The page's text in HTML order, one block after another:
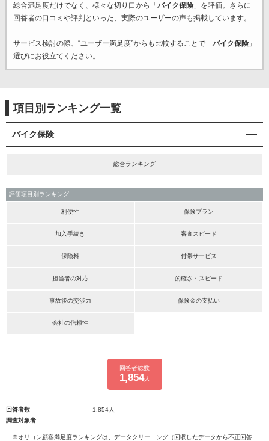
総合満足度だけでなく、様々な切り口から「 バイク保険」を評価。さらに
回答者の口コミや評判といった、実際のユーザーの声も掲載しています。
サービス検討の際、“ユーザー満足度”からも比較することで「 バイク保険」
選びにお役立てください。
項目別ランキング一覧
バイク保険
総合ランキング
評価項目別ランキング
利便性 保険プラン
加入手続き 審査スピード
保険料 付帯サービス
担当者の対応 的確さ・スピード
事故後の交渉力 保険金の支払い
会社の信頼性
回答者総数
1,854人
回答者数
1,854人
調査対象者
※オリコン顧客満足度ランキングは、データクリーニング（回収したデータから不正回答